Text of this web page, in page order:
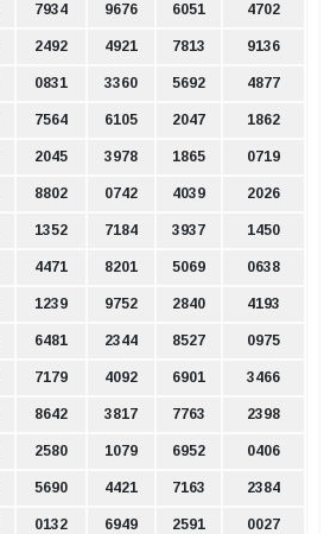
7934 9676 6051 4702
2492 4921 7813 9136
0831 3360 5692 4877
7564 6105 2047 1862
2045 3978 1865 0719
8802 0742 4039 2026
1352 7184 3937 1450
4471 8201 5069 0638
1239 9752 2840 4193
6481 2344 8527 0975
7179 4092 6901 3466
8642 3817 7763 2398
2580 1079 6952 0406
5690 4421 7163 2384
0132 6949 2591 0027